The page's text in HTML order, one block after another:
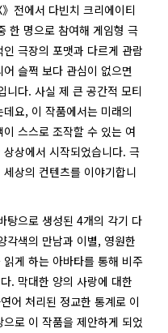
전에서 다빈치 크리에이티
한 명으로 참여해 게임형 극
극장의 포맷과 다르게 관람
슬쩍 보다 관심이 없으면
니다. 사실 제 큰 공간적 모티
요, 이 작품에서는 미래의
스스로 조작할 수 있는 여
상에서 시작되었습니다. 극
상의 컨텐츠를 이야기합니
탕으로 생성된 4개의 각기 다
각색의 만남과 이별, 영원한
게 하는 아바타를 통해 비주
. 막대한 양의 사랑에 대한
어 처리된 정교한 통계로 이
로 이 작품을 제안하게 되었